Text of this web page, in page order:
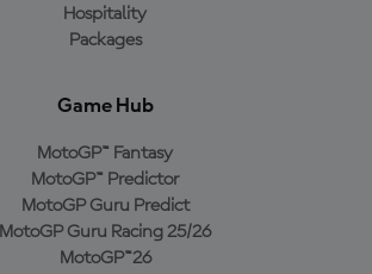
Hospitality
Packages
Game Hub
MotoGP™ Fantasy
MotoGP™ Predictor
MotoGP Guru Predict
MotoGP Guru Racing 25/26
MotoGP™26